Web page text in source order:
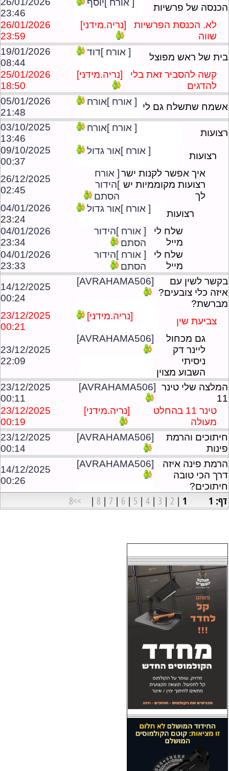
הכנסה של פרשיות [ אורח ]יוסף
23:46
לא. הכנסת הפרשיות
שווה
[נריה.מידני]
26/01/2026
23:59
בית של ראש מפוצל
[ אורח ]דוד
19/01/2026
08:44
קשה להסביר זאת בלי
להדגים
[נריה.מידני]
25/01/2026
18:50
אשמח שתשלח גם לי
[ אורח ]אורח
05/01/2026
21:48
רצועות
[ אורח ]אורח
03/10/2025
13:46
רצועות
[ אורח ]אור גדול
09/10/2025
00:37
איך אפשר לקנות ישר
רצועות מקוממיות יש
לך
[ אורח
]הידור
הסתם
26/12/2025
02:45
רצועות [ אורח ]אור גדול
04/01/2026
23:24
שלח לי
מייל
[ אורח ]הידור
הסתם
04/01/2026
23:34
שלח לי
מייל
[ אורח ]הידור
הסתם
04/01/2026
23:33
בקשר לשין עם
איזה כלי צובעים?
מברשת?
[AVRAHAMA506]
14/12/2025
00:24
צביעת שין [נריה.מידני]
23/12/2025
00:21
גם מכחול
ליינר דק
ניסיתי
השבוע מצוין
[AVRAHAMA506]
23/12/2025
22:09
המלצה שלי טינר
11
[AVRAHAMA506]
23/12/2025
00:11
טינר 11 בהחלט
מעולה
[נריה.מידני]
23/12/2025
00:19
חיתוכים והרמת
פינות
[AVRAHAMA506]
23/12/2025
00:14
הרמת פינה איזה
דרך הכי טובה
חיתוכים?
[AVRAHAMA506]
14/12/2025
00:26
דף: 1 1
|
2
|
3
|
4
|
5
|
6
|
7
|
8
|
>>8